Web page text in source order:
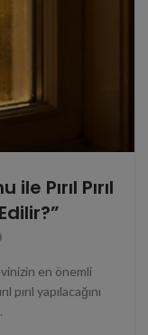
Pırıl Pırıl
en önemli
pırıl yapılacağını